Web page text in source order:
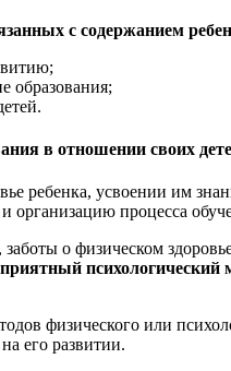
с содержанием
образования;
в отношении своих
ребенка, усвоении им
организацию процесса
о физическом
физического или
его развитии.